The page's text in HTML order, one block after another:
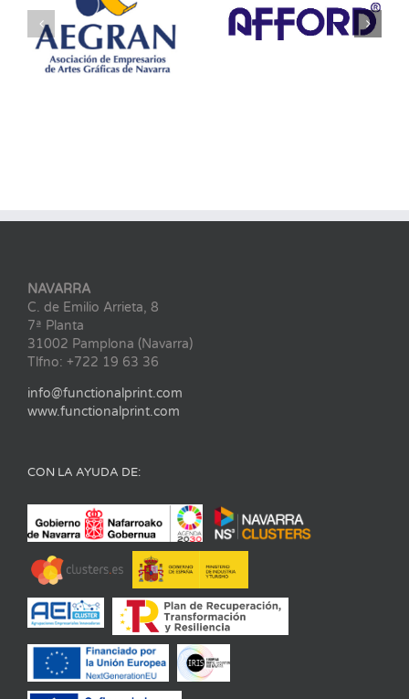
AFFORD-Inks Aimplas
NAVARRA
C. de Emilio Arrieta, 8
7ª Planta
31002 Pamplona (Navarra)
Tlfno: +722 19 63 36
info@functionalprint.com
www.functionalprint.com
CON LA AYUDA DE: